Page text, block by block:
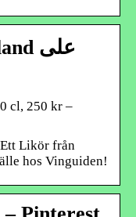
cl, 250 kr –
Likör från
hos Vinguiden!